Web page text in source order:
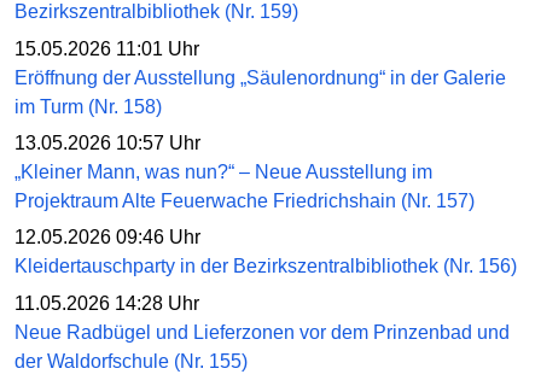
Bezirkszentralbibliothek (Nr. 159)
15.05.2026 11:01 Uhr
Eröffnung der Ausstellung „Säulenordnung“ in der Galerie
im Turm (Nr. 158)
13.05.2026 10:57 Uhr
„Kleiner Mann, was nun?“ – Neue Ausstellung im
Projektraum Alte Feuerwache Friedrichshain (Nr. 157)
12.05.2026 09:46 Uhr
Kleidertauschparty in der Bezirkszentralbibliothek (Nr. 156)
11.05.2026 14:28 Uhr
Neue Radbügel und Lieferzonen vor dem Prinzenbad und
der Waldorfschule (Nr. 155)